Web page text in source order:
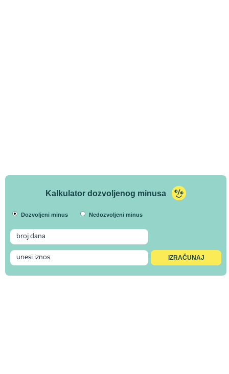
Kalkulator dozvoljenog minusa
Dozvoljeni minus Nedozvoljeni minus